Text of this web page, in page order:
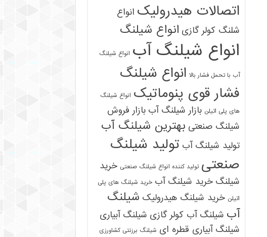
اتصالات هیدرولیک انواع
شلنگ کولر گازی انواع شیلنگ
انواع شیلنگ آب انواع شیلنگ
آب با تحمل فشار بالا انواع شیلنگ
فشار قوی پنوماتیک انواع شیلنگ
های پلی اتیلن بازار شیلنگ آب بازار فروش
شیلنگ صنعتی بهترین شیلنگ آب
تولید شیلنگ آب تولید شیلنگ
صنعتی تولید کننده انواع شیلنگ صنعتی خرید
شیلنگ خرید شیلنگ آب خرید شیلنگ های پلی
اتیلن خرید شیلنگ هیدرولیک شیلنگ
آب شیلنگ آب کولر گازی شیلنگ آبیاری
شیلنگ آبیاری قطره ای شیلنگ برزنتی کشاورزی